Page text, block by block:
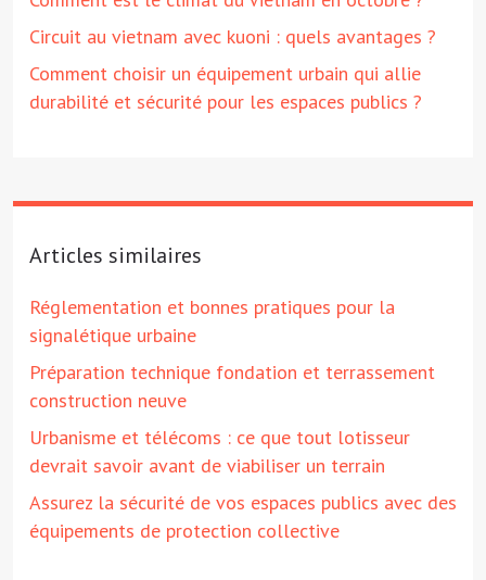
Circuit au vietnam avec kuoni : quels avantages ?
Comment choisir un équipement urbain qui allie
durabilité et sécurité pour les espaces publics ?
Articles similaires
Réglementation et bonnes pratiques pour la
signalétique urbaine
Préparation technique fondation et terrassement
construction neuve
Urbanisme et télécoms : ce que tout lotisseur
devrait savoir avant de viabiliser un terrain
Assurez la sécurité de vos espaces publics avec des
équipements de protection collective